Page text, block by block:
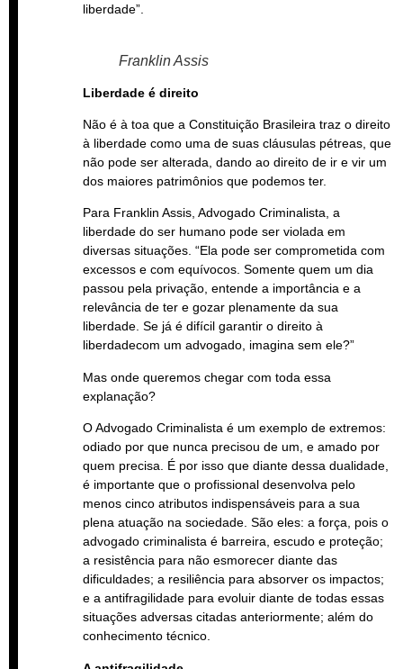
liberdade”.
Franklin Assis
Liberdade é direito
Não é à toa que a Constituição Brasileira traz o direito
à liberdade como uma de suas cláusulas pétreas, que
não pode ser alterada, dando ao direito de ir e vir um
dos maiores patrimônios que podemos ter.
Para Franklin Assis, Advogado Criminalista, a
liberdade do ser humano pode ser violada em
diversas situações. “Ela pode ser comprometida com
excessos e com equívocos. Somente quem um dia
passou pela privação, entende a importância e a
relevância de ter e gozar plenamente da sua
liberdade. Se já é difícil garantir o direito à
liberdadecom um advogado, imagina sem ele?”
Mas onde queremos chegar com toda essa
explanação?
O Advogado Criminalista é um exemplo de extremos:
odiado por que nunca precisou de um, e amado por
quem precisa. É por isso que diante dessa dualidade,
é importante que o profissional desenvolva pelo
menos cinco atributos indispensáveis para a sua
plena atuação na sociedade. São eles: a força, pois o
advogado criminalista é barreira, escudo e proteção;
a resistência para não esmorecer diante das
dificuldades; a resiliência para absorver os impactos;
e a antifragilidade para evoluir diante de todas essas
situações adversas citadas anteriormente; além do
conhecimento técnico.